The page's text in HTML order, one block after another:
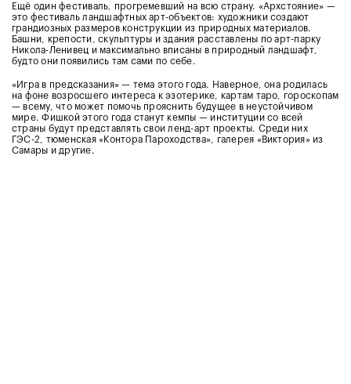
Ещё один фестиваль, прогремевший на всю страну. «Архстояние» —
это фестиваль ландшафтных арт-объектов: художники создают
грандиозных размеров конструкции из природных материалов.
Башни, крепости, скульптуры и здания расставлены по арт-парку
Никола-Ленивец и максимально вписаны в природный ландшафт,
будто они появились там сами по себе.
«Игра в предсказания» — тема этого года. Наверное, она родилась
на фоне возросшего интереса к эзотерике, картам таро, гороскопам
— всему, что может помочь прояснить будущее в неустойчивом
мире. Фишкой этого года станут кемпы — институции со всей
страны будут представлять свои ленд-арт проекты. Среди них
ГЭС-2, тюменская «Контора Пароходства», галерея «Виктория» из
Самары и другие.